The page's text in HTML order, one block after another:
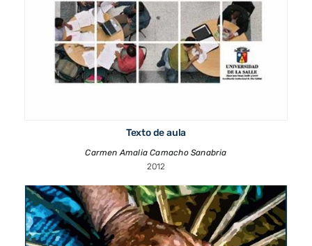
Texto de aula
Carmen Amalia Camacho Sanabria
2012